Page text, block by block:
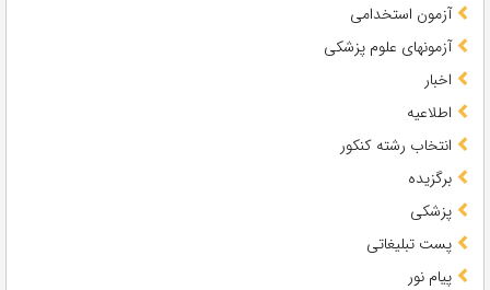
آزمون استخدامی
آزمونهای علوم پزشکی
اخبار
اطلاعیه
انتخاب رشته کنکور
برگزیده
پزشکی
پست تبلیغاتی
پیام نور